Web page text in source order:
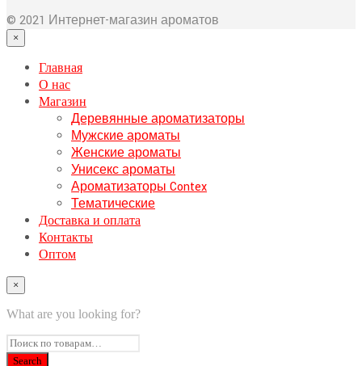
© 2021 Интернет-магазин ароматов
×
Главная
О нас
Магазин
Деревянные ароматизаторы
Мужские ароматы
Женские ароматы
Унисекс ароматы
Ароматизаторы Contex
Тематические
Доставка и оплата
Контакты
Оптом
×
What are you looking for?